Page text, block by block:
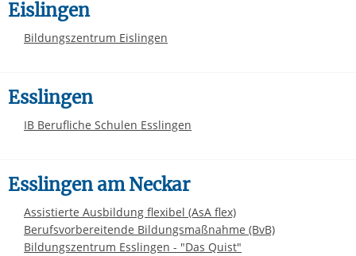
Eislingen
Bildungszentrum Eislingen
Esslingen
IB Berufliche Schulen Esslingen
Esslingen am Neckar
Assistierte Ausbildung flexibel (AsA flex)
Berufsvorbereitende Bildungsmaßnahme (BvB)
Bildungszentrum Esslingen - "Das Quist"